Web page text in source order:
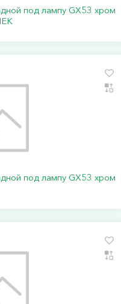
под лампу GX53 хром
под лампу GX53 хром